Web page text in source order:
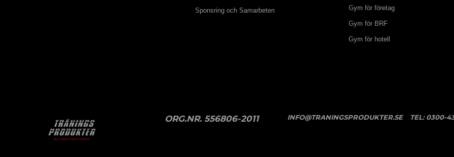
Sponsring och Samarbeten
Gym för företag
Gym för BRF
Gym för hotell
ORG.NR. 556806-2011 INFO@TRANINGSPRODUKTER.SE TEL:0300-